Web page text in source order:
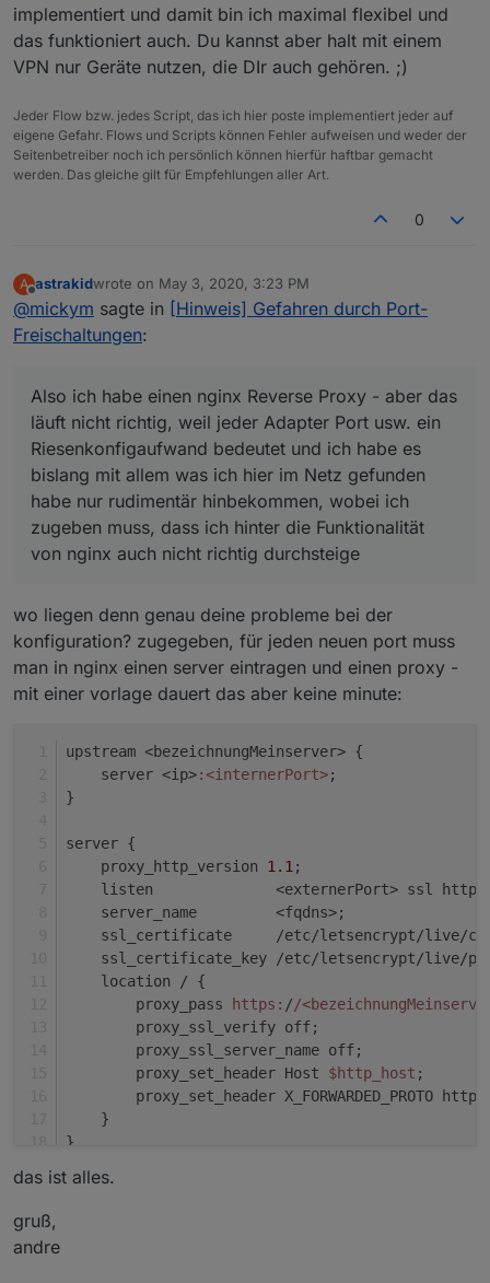
implementiert und damit bin ich maximal flexibel und
das funktioniert auch. Du kannst aber halt mit einem
VPN nur Geräte nutzen, die DIr auch gehören. ;)
Jeder Flow bzw. jedes Script, das ich hier poste implementiert jeder auf
eigene Gefahr. Flows und Scripts können Fehler aufweisen und weder der
Seitenbetreiber noch ich persönlich können hierfür haftbar gemacht
werden. Das gleiche gilt für Empfehlungen aller Art.
0
A
Offline
astrakidwrote on May 3, 2020, 3:23 PM
last edited by
@mickym sagte in [Hinweis] Gefahren durch Port-
Freischaltungen:
Also ich habe einen nginx Reverse Proxy - aber das
läuft nicht richtig, weil jeder Adapter Port usw. ein
Riesenkonfigaufwand bedeutet und ich habe es
bislang mit allem was ich hier im Netz gefunden
habe nur rudimentär hinbekommen, wobei ich
zugeben muss, dass ich hinter die Funktionalität
von nginx auch nicht richtig durchsteige
wo liegen denn genau deine probleme bei der
konfiguration? zugegeben, für jeden neuen port muss
man in nginx einen server eintragen und einen proxy -
mit einer vorlage dauert das aber keine minute:
upstream <bezeichnungMeinserver> {
    server <ip>
:<internerPort>;
}
server {
    proxy_http_version
1.1 ;
listen              <externerPort> ssl
    server_name         <fqdns>;
ssl_certificate     /etc/letsencrypt/live/
ssl_certificate_key /etc/letsencrypt/live/
    location / {
        proxy_pass
https: //
        proxy_ssl_verify off;
        proxy_ssl_server_name off;
        proxy_set_header Host
$http_host ;
proxy_set_header X_FORWARDED_PROTO
    }
}
das ist alles.
gruß,
andre